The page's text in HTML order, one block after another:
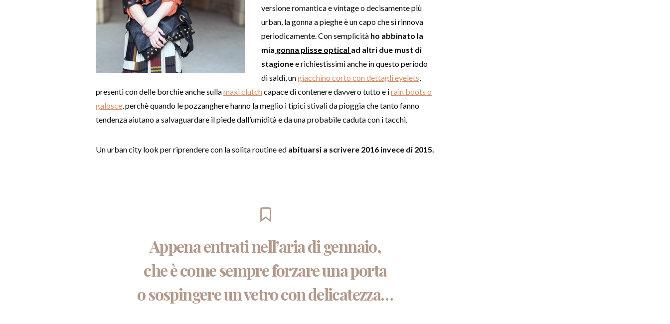
versione romantica e vintage o decisamente più
urban, la gonna a pieghe è un capo che si rinnova
periodicamente. Con semplicità ho abbinato la
mia gonna plisse optical ad altri due must di
stagionee richiestissimi anche in questo periodo
di saldi, ungiacchino corto con dettagli eyelets,
presenti con delle borchie anche sullamaxi clutch capace di contenere davvero tutto e irain boots o
galosce, perchè quando le pozzanghere hanno la meglio i tipici stivali da pioggia che tanto fanno
tendenza aiutano a salvaguardare il piede dall’umidità e da una probabile caduta con i tacchi.
Un urban city look per riprendere con la solita routine ed abituarsi a scrivere 2016 invece di 2015.
Appena entrati nell’aria di gennaio,
che è come sempre forzare una porta
o sospingere un vetro con delicatezza…